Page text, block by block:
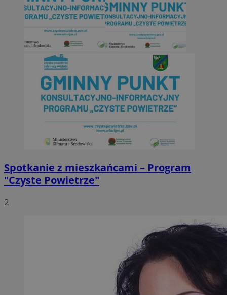
Spotkanie z mieszkańcami – Program
"Czyste Powietrze"
2